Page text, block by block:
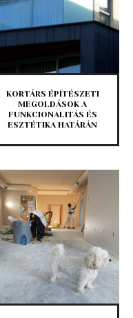
KORTÁRS ÉPÍTÉSZETI
MEGOLDÁSOK A
FUNKCIONALITÁS ÉS
ESZTÉTIKA HATÁRÁN